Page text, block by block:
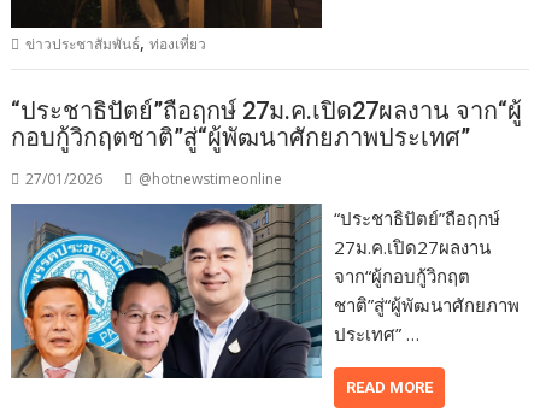
ข่าวประชาสัมพันธ์,ท่องเที่ยว
“ประชาธิปัตย์”ถือฤกษ์ 27ม.ค.เปิด27ผลงาน จาก“ผู้
กอบกู้วิกฤตชาติ”สู่“ผู้พัฒนาศักยภาพประเทศ”
27/01/2026 @hotnewstimeonline
“ประชาธิปัตย์”ถือฤกษ์
27ม.ค.เปิด27ผลงาน
จาก“ผู้กอบกู้วิกฤต
ชาติ”สู่“ผู้พัฒนาศักยภาพ
ประเทศ” …
READ MORE